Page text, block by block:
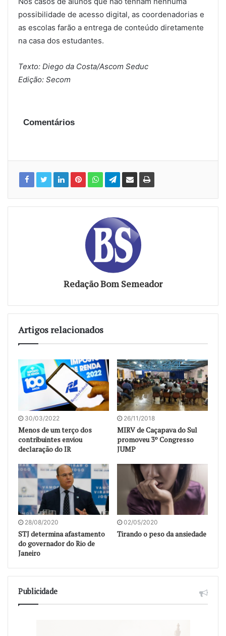
possibilidade de acesso digital, as coordenadorias e
as escolas farão a entrega de conteúdo diretamente
na casa dos estudantes.
Texto: Diego da Costa/Ascom Seduc
Edição: Secom
Comentários
Redação Bom Semeador
Artigos relacionados
30/03/2022
Menos de um terço dos
contribuintes enviou
declaração do IR
26/11/2018
MIRV de Caçapava do Sul
promoveu 3º Congresso
JUMP
28/08/2020
STJ determina afastamento
do governador do Rio de
Janeiro
02/05/2020
Tirando o peso da ansiedade
Publicidade